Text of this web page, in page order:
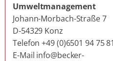
Umweltmanagement
Johann-Morbach-Straße 7
D-54329 Konz
Telefon +49 (0)6501 94 75 81
E-Mail info@becker-